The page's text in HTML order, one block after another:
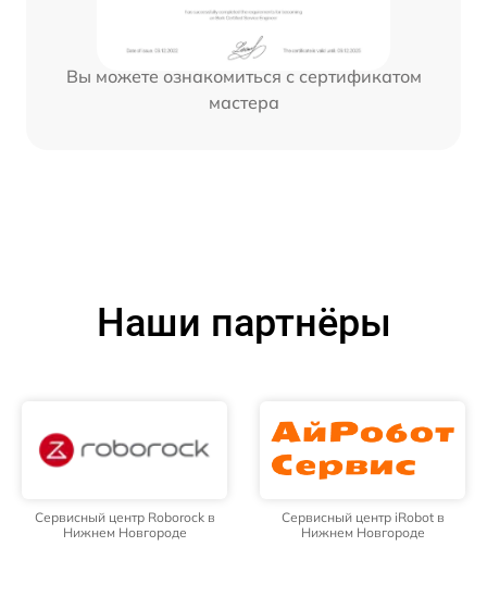
Вы можете ознакомиться с сертификатом
мастера
Наши партнёры
Сервисный центр Roborock в
Нижнем Новгороде
Сервисный центр iRobot в
Нижнем Новгороде